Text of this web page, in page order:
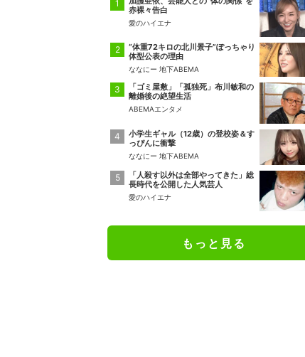
赤裸々告白
愛のハイエナ
“体重72キロの北川景子”ぽっちゃり
体型公表の理由
ななにー 地下ABEMA
「ゴミ屋敷」「孤独死」布川敏和の
離婚後の絶望生活
ABEMAエンタメ
小学生ギャル（12歳）の登校姿＆す
っぴんに衝撃
ななにー 地下ABEMA
「人殺す以外は全部やってきた」総
長時代を公開した人気芸人
愛のハイエナ
もっと見る